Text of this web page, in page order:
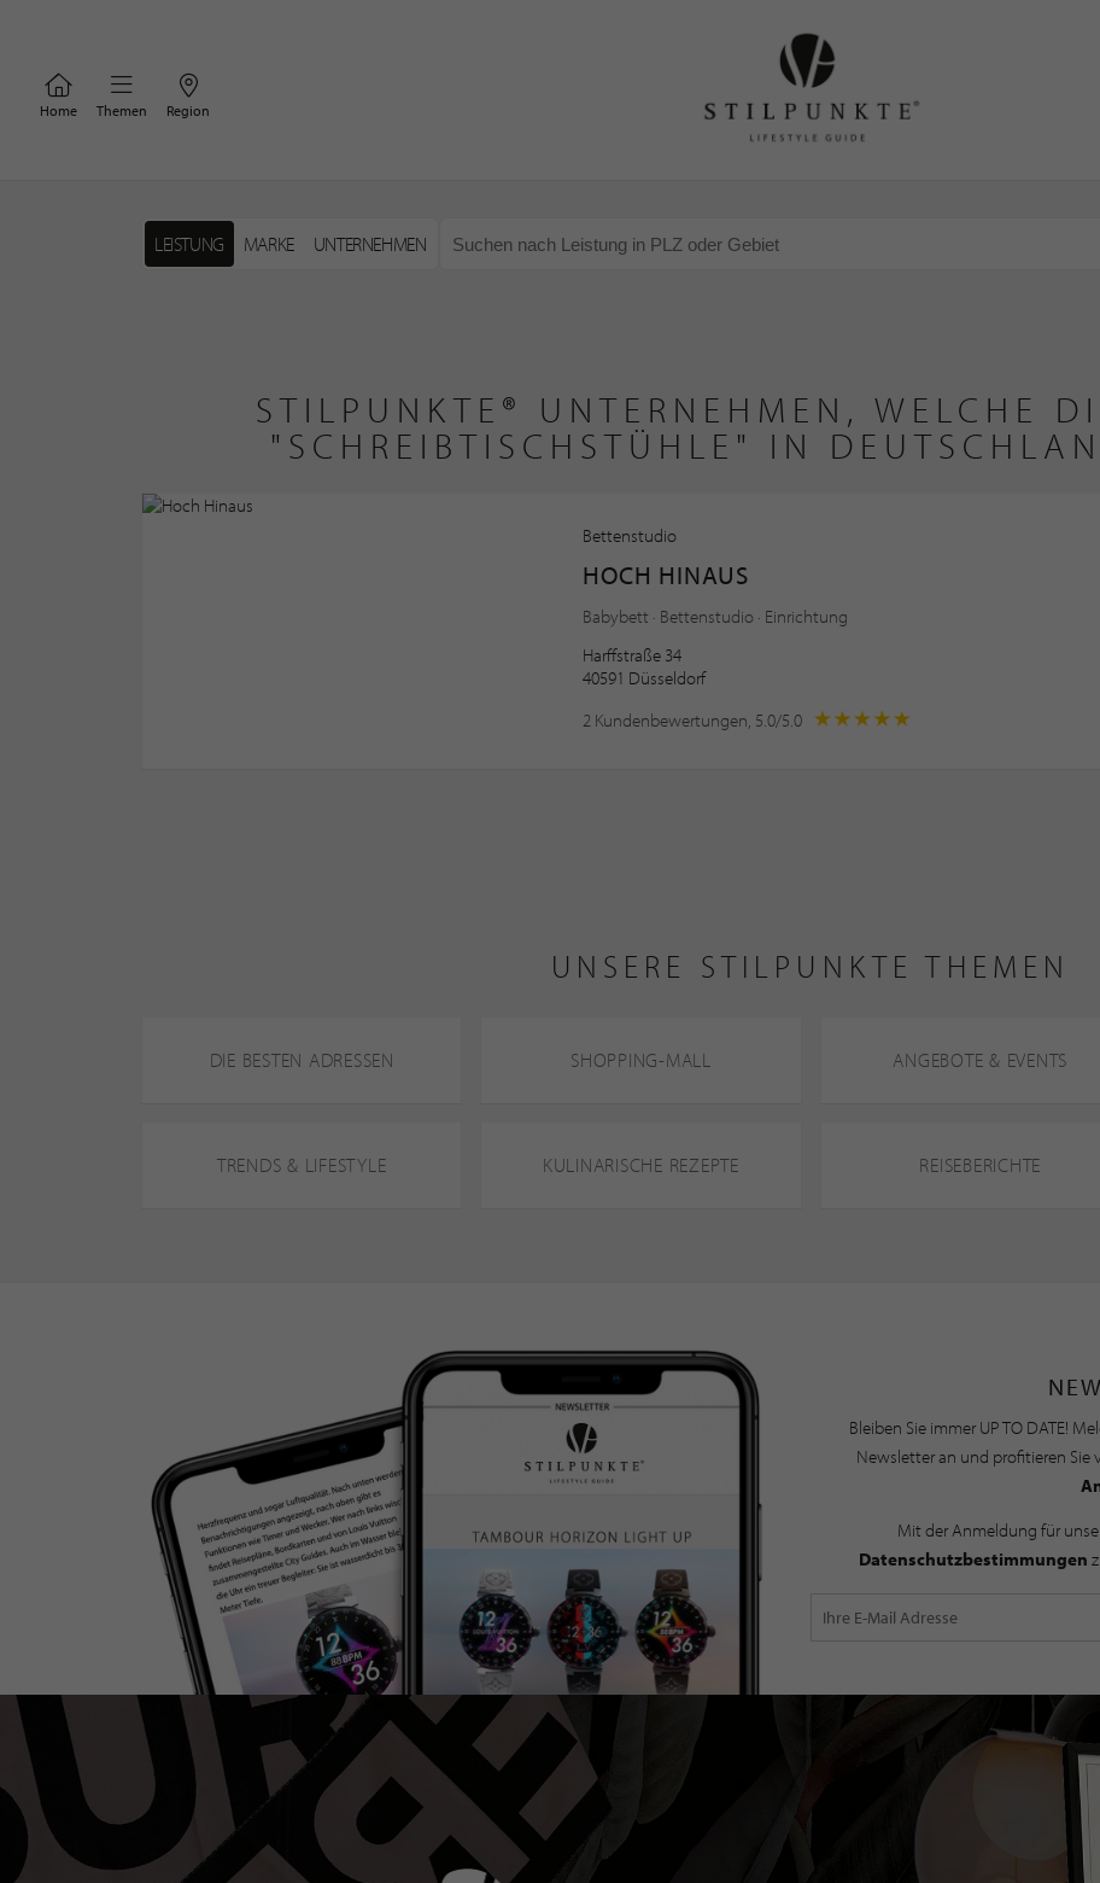
Home Themen Region
LEISTUNG MARKE UNTERNEHMEN
STILPUNKTE® UNTERNEHMEN, WELCHE
"SCHREIBTISCHSTÜHLE" IN
Bettenstudio
HOCH HINAUS
Babybett · Bettenstudio · Einrichtung
Harffstraße 34
40591 Düsseldorf
2 Kundenbewertungen, 5.0/5.0
UNSERE STILPUNKTE THEMEN
DIE BESTEN ADRESSEN SHOPPING-MALL ANGEBOTE & EVENTS
TRENDS & LIFESTYLE KULINARISCHE REZEPTE REISEBERICHTE
Bleiben Sie immer UP TO DATE!
Newsletter an und profitieren Sie
Mit der Anmeldung für
Datenschutzbestimmungen